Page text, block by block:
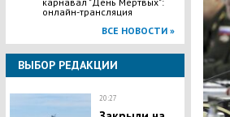
онлайн-трансляция
ВСЕ НОВОСТИ »
ВЫБОР РЕДАКЦИИ
20:27